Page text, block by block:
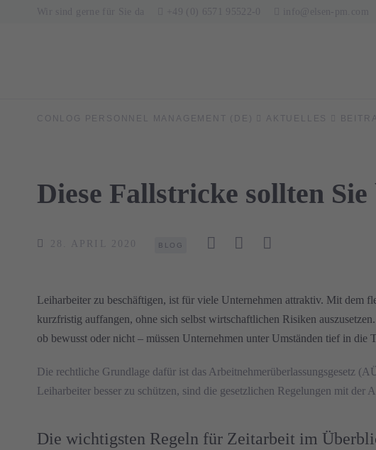
CONLOG PERSONNEL MANAGEMENT (DE) AKTUELLES
Diese Fallstricke sollten
28. APRIL 2020 BLOG
Leiharbeiter zu beschäftigen, ist für viele Unternehmen attraktiv. Mit dem
kurzfristig auffangen, ohne sich selbst wirtschaftlichen Risiken
ob bewusst oder nicht – müssen Unternehmen unter Umständen tief in die
Die rechtliche Grundlage dafür ist das Arbeitnehmerüberlassungsgesetz
Leiharbeiter besser zu schützen, sind die gesetzlichen Regelungen mit
Die wichtigsten Regeln für Zeitarbeit im